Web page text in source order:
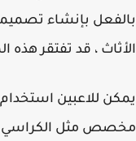
بإنشاء
، قد تفتقر هذه
مثل الكراسي